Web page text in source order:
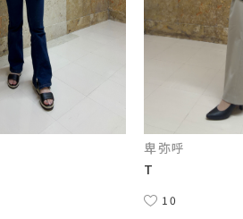
卑弥呼
T
10